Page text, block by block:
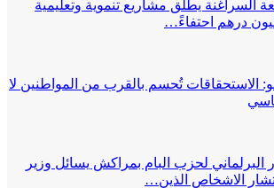
السراغنة يطلق مشاريع تنموية وتعليمية
الاستحقاقات تُحسم بالقرب من المواطنين لا
البرلماني لحزب البام بمراكش يسائل وزير
الاشخاص الذين…